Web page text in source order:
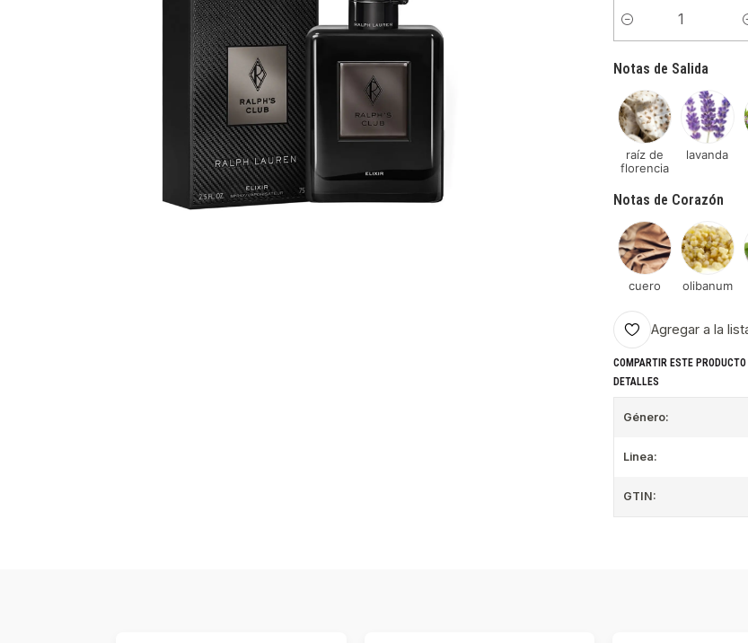
Cantidad
Notas de Salida
raíz de
florencia
lavanda
Notas de Corazón
cuero olibanum
Agregar a la
COMPARTIR ESTE PRODUCTO
DETALLES
Género:
Linea:
GTIN: